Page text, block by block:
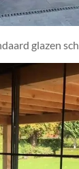
glazen